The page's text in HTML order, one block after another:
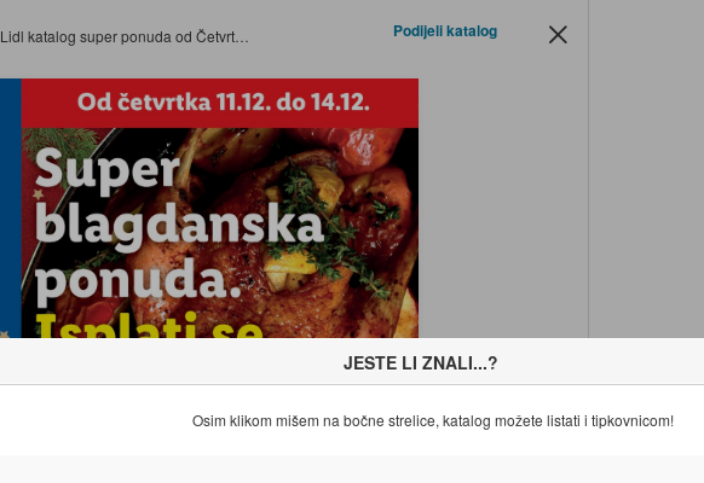
JESTE LI ZNALI...?
Osim klikom mišem na bočne strelice, katalog možete listati i tipkovnicom!
Lidl katalog super ponuda od Četvrtka 11.12.-14.12.2025. Podijeli katalog